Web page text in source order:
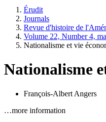
Érudit
Journals
Revue d'histoire de
Volume 22, Number 4,
Nationalisme et vie
Nationalisme
François-Albert Angers
…more information